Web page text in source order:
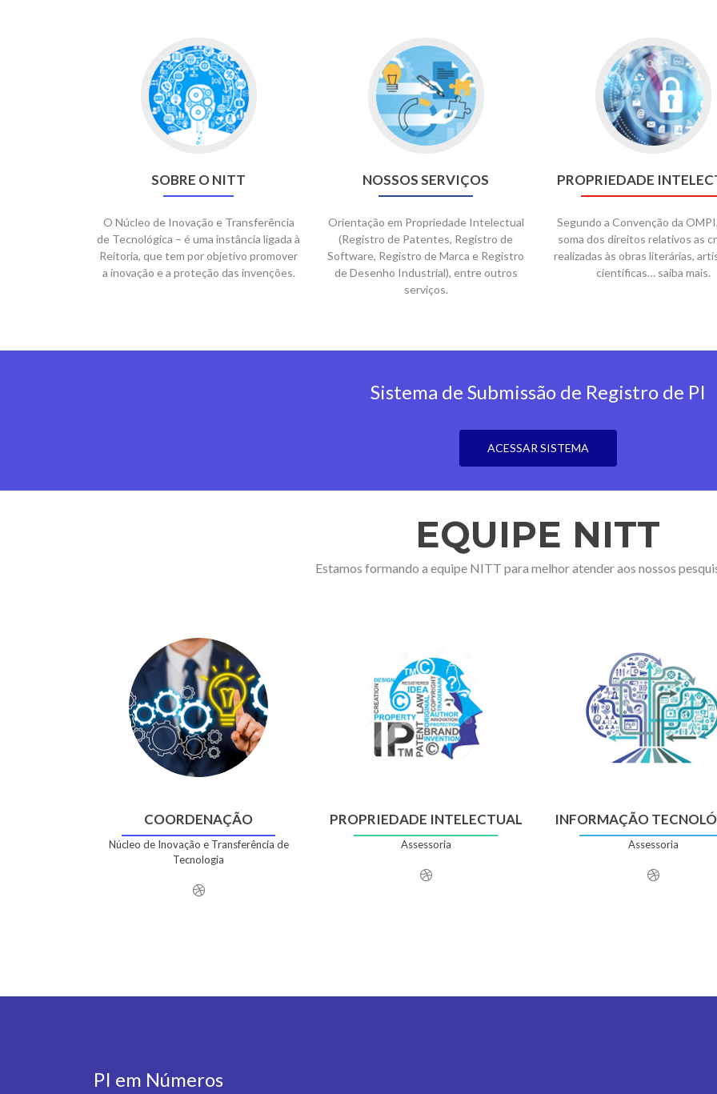
SOBRE O NITT
O Núcleo de Inovação e Transferência
de Tecnológica – é uma instância ligada à
Reitoria, que tem por objetivo promover
a inovação e a proteção das invenções.
NOSSOS SERVIÇOS
Orientação em Propriedade Intelectual
(Registro de Patentes, Registro de
Software, Registro de Marca e Registro
de Desenho Industrial), entre outros
serviços.
PROPRIEDADE
Segundo a Convenção da
soma dos direitos relativos as
realizadas às obras literárias,
científicas… saiba mais.
Sistema de Submissão de Registro de PI
ACESSAR SISTEMA
EQUIPE NITT
Estamos formando a equipe NITT para melhor atender aos nossos
COORDENAÇÃO
Núcleo de Inovação e Transferência de
Tecnologia
PROPRIEDADE INTELECTUAL
Assessoria
INFORMAÇÃO
Assessoria
PI em Números